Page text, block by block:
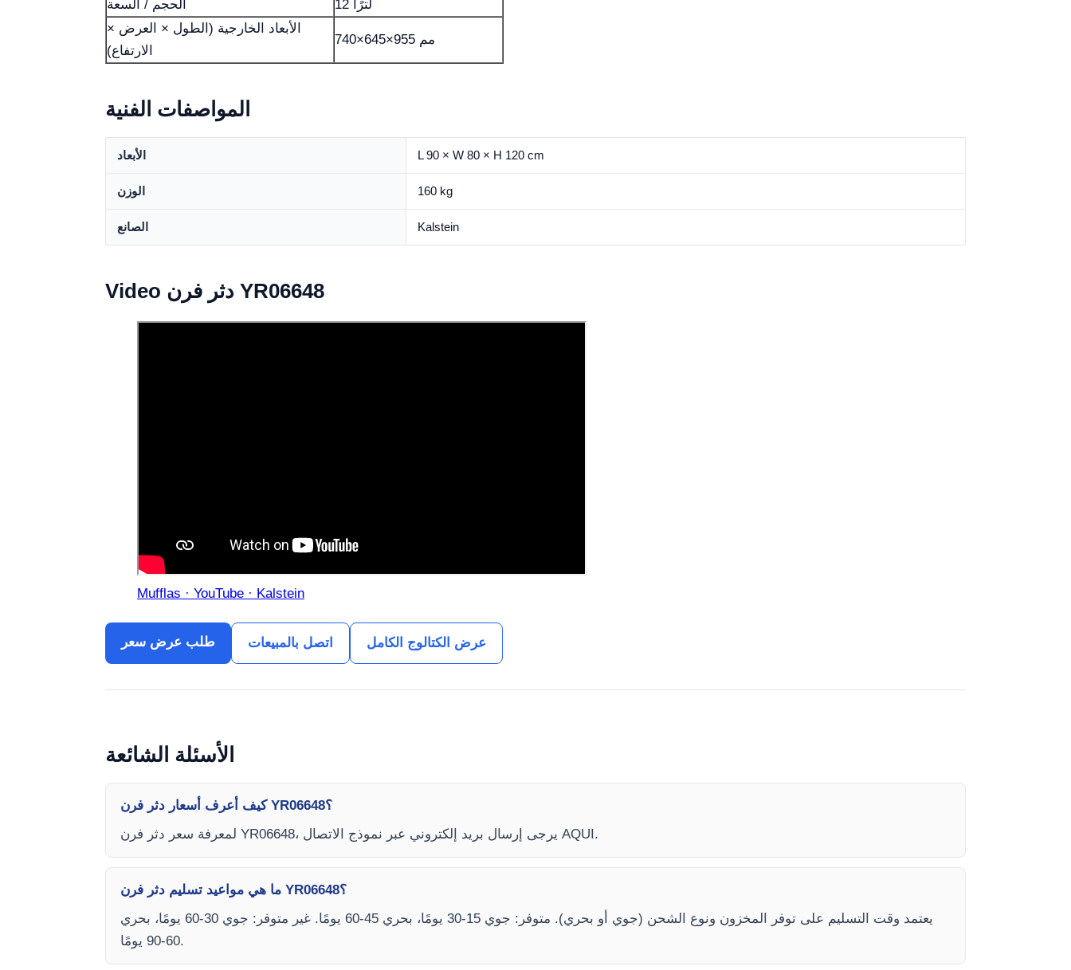
الحجم / السعة
12 لترًا
الأبعاد الخارجية (الطول × العرض ×
الارتفاع)
740×645×955 مم
المواصفات الفنية
الأبعاد L 90 × W 80 × H 120 cm
الوزن 160 kg
الصانع Kalstein
Video دثر فرن YR06648
Mufflas · YouTube · Kalstein
طلب عرض سعر اتصل بالمبيعات عرض الكتالوج الكامل
الأسئلة الشائعة
كيف أعرف أسعار دثر فرن YR06648؟
لمعرفة سعر دثر فرن YR06648، يرجى إرسال بريد إلكتروني عبر نموذج الاتصال AQUI.
ما هي مواعيد تسليم دثر فرن YR06648؟
يعتمد وقت التسليم على توفر المخزون ونوع الشحن (جوي أو بحري). متوفر: جوي 15-30 يومًا، بحري 45-60 يومًا. غير متوفر: جوي 30-60 يومًا، بحري
60-90 يومًا.